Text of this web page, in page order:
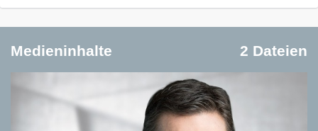
Medieninhalte 2 Dateien